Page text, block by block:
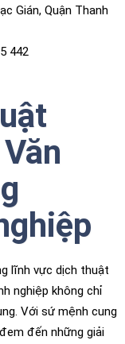
Gián, Quận Thanh
442
lĩnh vực dịch thuật
nghiệp không chỉ
Với sứ mệnh cung
đến những giải